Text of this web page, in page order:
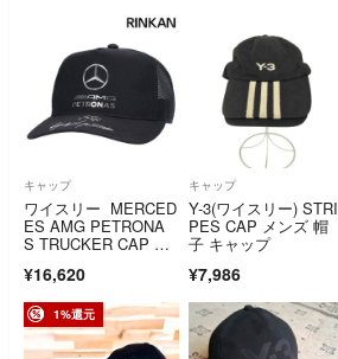
キャップ
ワイスリー MERCED
ES AMG PETRONA
S TRUCKER CAP A2
ペトロナストラッカー
キャップ メンズ ON
E SIZE
¥16,620
キャップ
Y-3(ワイスリー) STRI
PES CAP メンズ 帽
子 キャップ
¥7,986
1%還元